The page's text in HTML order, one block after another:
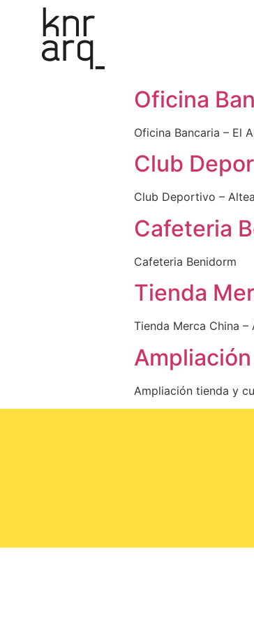
Oficina
Oficina Bancaria – El
Club
Club Deportivo – Altea
Cafeteria
Cafeteria Benidorm
Tienda
Tienda Merca China –
Ampliación tienda y